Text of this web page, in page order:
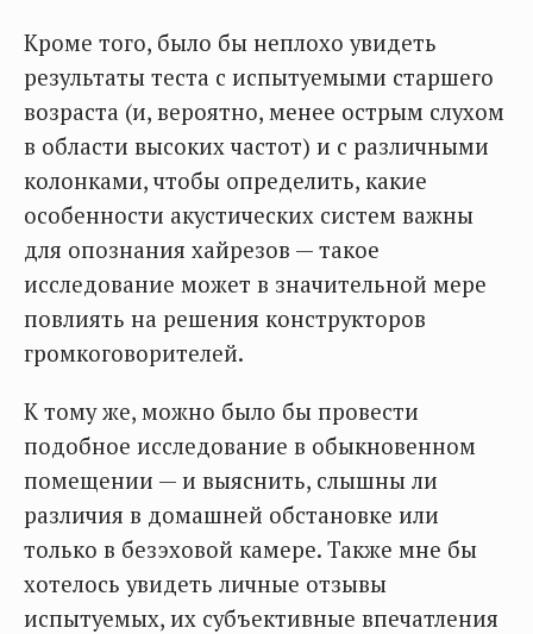
Кроме того, было бы неплохо увидеть
результаты теста с испытуемыми старшего
возраста (и, вероятно, менее острым слухом
в области высоких частот) и с различными
колонками, чтобы определить, какие
особенности акустических систем важны
для опознания хайрезов — такое
исследование может в значительной мере
повлиять на решения конструкторов
громкоговорителей.
К тому же, можно было бы провести
подобное исследование в обыкновенном
помещении — и выяснить, слышны ли
различия в домашней обстановке или
только в безэховой камере. Также мне бы
хотелось увидеть личные отзывы
испытуемых, их субъективные впечатления